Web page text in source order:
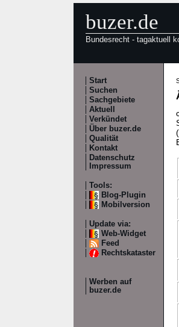
buzer.de
Bundesrecht - tagaktuell
Start
Suchen
Sachgebiete
Aktuell
Verkündet
Über buzer.de
Qualität
Kontakt
Datenschutz
Impressum
Tools:
Blog-Plugin
Mobilversion
Update via:
Web-Widget
Feed
Rechtskataster
Werben auf
buzer.de